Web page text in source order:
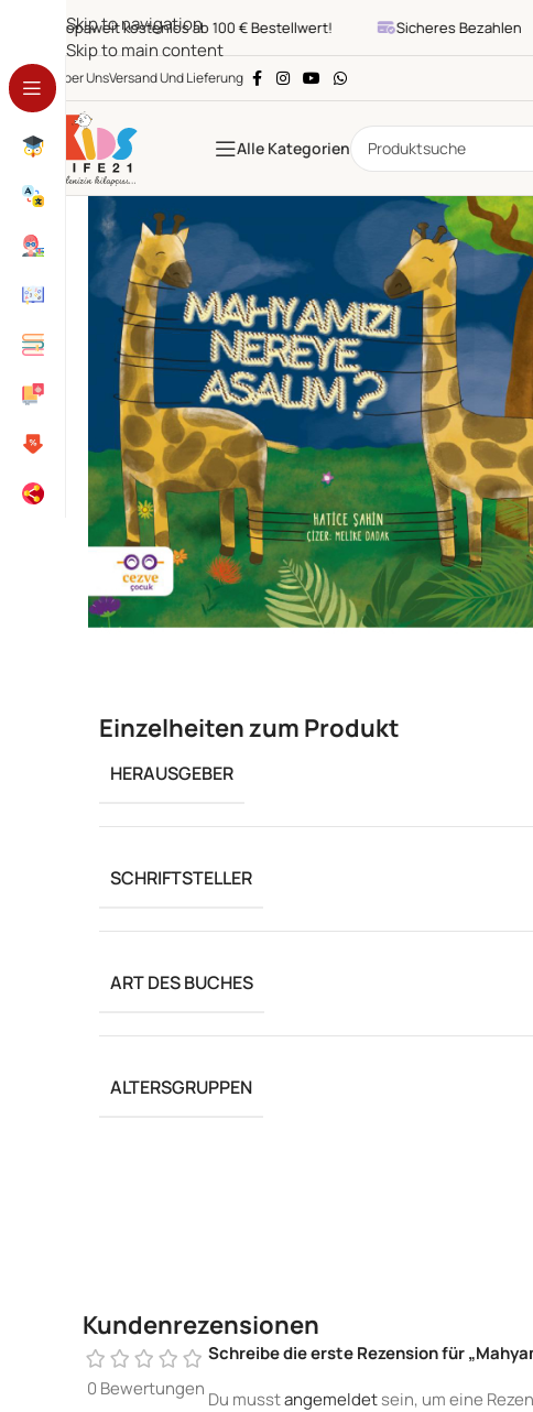
Skip to navigation
Skip to main content
Europaweit kostenlos ab 100 € Bestellwert! Sicheres Bezahlen
Über UnsVersand Und Lieferung
Alle Kategorien
Einzelheiten zum Produkt
HERAUSGEBER
SCHRIFTSTELLER
ART DES BUCHES
ALTERSGRUPPEN
Kundenrezensionen
0 Bewertungen
Schreibe die erste Rezension für
Du musstangemeldetsein, um eine